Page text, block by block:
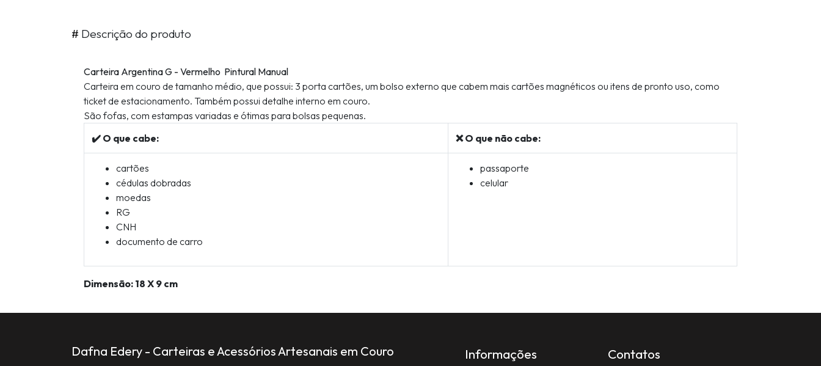
# Descrição do produto
Carteira Argentina G - Vermelho Pintural Manual
Carteira em couro de tamanho médio, que possui: 3 porta cartões, um bolso externo que cabem mais cartões magnéticos ou itens de pronto uso, como
ticket de estacionamento. Também possui detalhe interno em couro.
São fofas, com estampas variadas e ótimas para bolsas pequenas.
✔️ O que cabe:
❌ O que não cabe:
cartões
cédulas dobradas
moedas
RG
CNH
documento de carro
passaporte
celular
Dimensão: 18 X 9 cm
Contatos
Informações
Dafna Edery - Carteiras e Acessórios Artesanais em Couro